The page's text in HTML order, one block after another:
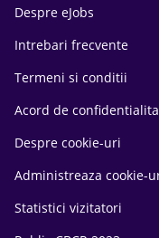
Despre eJobs
Intrebari frecvente
Termeni si conditii
Acord de
Despre cookie-uri
Administreaza cookie-
Statistici vizitatori